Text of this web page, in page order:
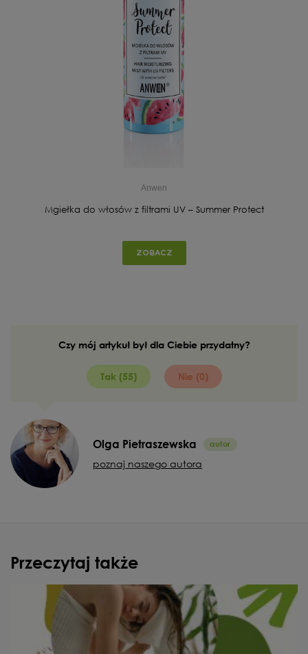
Anwen
Mgiełka do włosów z filtrami UV – Summer Protect
ZOBACZ
Czy mój artykuł był dla Ciebie przydatny?
Tak (55) Nie (0)
Olga Pietraszewska
poznaj naszego autora
Przeczytaj także